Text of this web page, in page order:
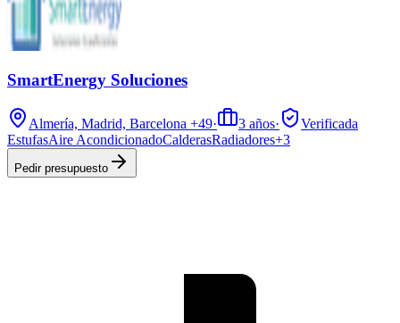
SmartEnergy Soluciones
Almería, Madrid, Barcelona +49· 3 años·
Verificada
EstufasAire AcondicionadoCalderasRadiadores+3
Pedir presupuesto